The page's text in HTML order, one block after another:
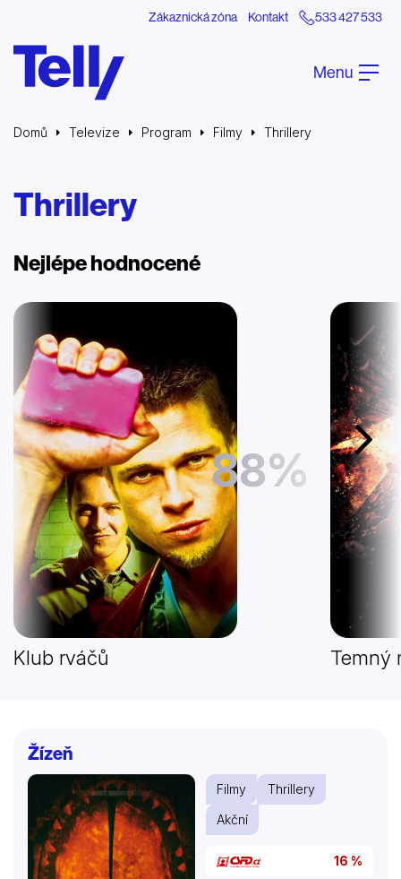
Zákaznická zóna Kontakt 533 427 533
Menu
Domů Televize Program Filmy Thrillery
Thrillery
Nejlépe hodnocené
Další
88%
Klub rváčů Temný
Žízeň
Filmy
Thrillery
Akční
16 %